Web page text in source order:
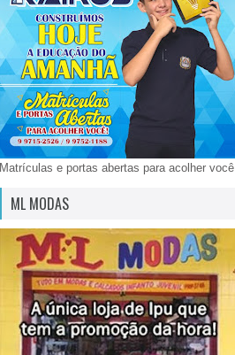
Matrículas e portas abertas para acolher você
ML MODAS